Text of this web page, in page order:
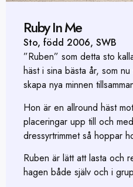
Ruby In Me
Sto, född 2006, SWB
”Ruben” som detta sto
häst i sina bästa år, som
skapa nya minnen
Hon är en allround häst
placeringar upp till och
dressyrtrimmet så hoppar
Ruben är lätt att lasta och
hagen både själv och i